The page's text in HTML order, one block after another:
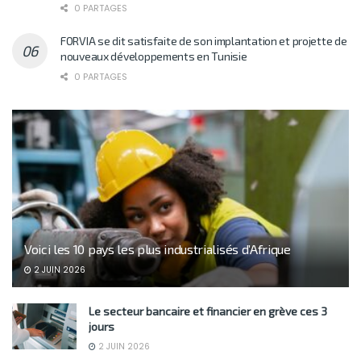
0 PARTAGES
FORVIA se dit satisfaite de son implantation et projette de
nouveaux développements en Tunisie
0 PARTAGES
Voici les 10 pays les plus industrialisés d’Afrique
2 JUIN 2026
Le secteur bancaire et financier en grève ces 3
jours
2 JUIN 2026